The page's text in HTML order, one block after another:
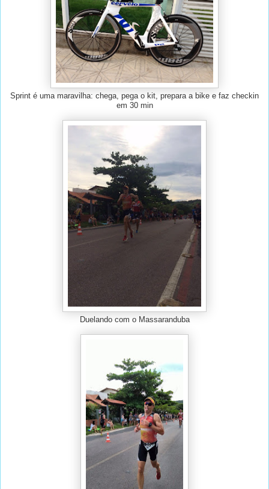
Sprint é uma maravilha: chega, pega o kit, prepara a bike e faz checkin
em 30 min
Duelando com o Massaranduba